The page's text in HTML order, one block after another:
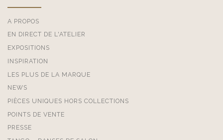
A PROPOS
EN DIRECT DE L'ATELIER
EXPOSITIONS
INSPIRATION
LES PLUS DE LA MARQUE
NEWS
PIÈCES UNIQUES HORS COLLECTIONS
POINTS DE VENTE
PRESSE